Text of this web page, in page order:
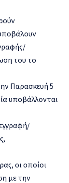
του το
Παρασκευή 5
υποβάλλονται
οι οποίοι
με την